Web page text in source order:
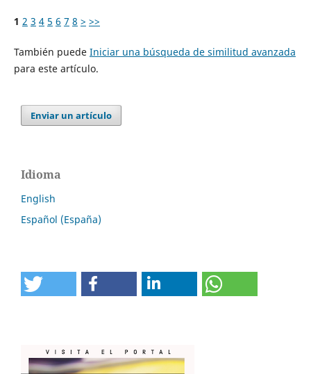
1 2 3 4 5 6 7 8 > >>
También puede Iniciar una búsqueda de similitud avanzada
para este artículo.
Enviar un artículo
Idioma
English
Español (España)